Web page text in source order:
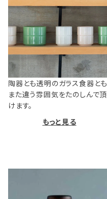
陶器とも透明のガラス食器とも
また違う雰囲気をたのしんで頂
けます。
もっと見る